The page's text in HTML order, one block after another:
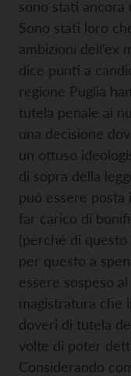
sono stati ancora
Sono stati loro
ambizioni dell’ex
dice punti a
regione Puglia
tutela penale ai
una decisione
un ottuso
di sopra della
può essere
far carico di
(perché di
per questo a
essere sospeso
magistratura che
doveri di tutela
volte di poter
Considerando